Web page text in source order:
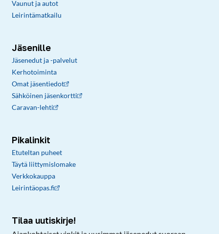
Vaunut ja autot
Leirintämatkailu
Jäsenille
Jäsenedut ja -palvelut
Kerhotoiminta
Omat jäsentiedot
Sähköinen jäsenkortti
Caravan-lehti
Pikalinkit
Etuteltan puheet
Täytä liittymislomake
Verkkokauppa
Leirintäopas.fi
Tilaa uutiskirje!